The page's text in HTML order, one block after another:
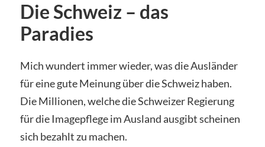
Die Schweiz – das
Paradies
Mich wundert immer wieder, was die Ausländer
für eine gute Meinung über die Schweiz haben.
Die Millionen, welche die Schweizer Regierung
für die Imagepflege im Ausland ausgibt scheinen
sich bezahlt zu machen.